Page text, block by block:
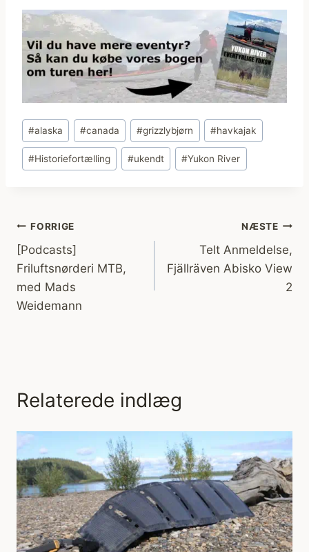
Indlæg-
tags:
#alaska #canada #grizzlybjørn #havkajak
#Historiefortælling #ukendt #Yukon River
Indlægsnavigation
FORRIGE
[Podcasts]
Friluftsnørderi MTB,
med Mads
Weidemann
NÆSTE
Telt Anmeldelse,
Fjällräven Abisko View
2
Relaterede indlæg